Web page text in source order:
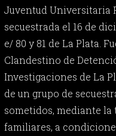
Juventud Universitaria
secuestrada el 16 de
e/ 80 y 81 de La Plata.
Clandestino de
Investigaciones de La
de un grupo de
sometidos, mediante
familiares, a